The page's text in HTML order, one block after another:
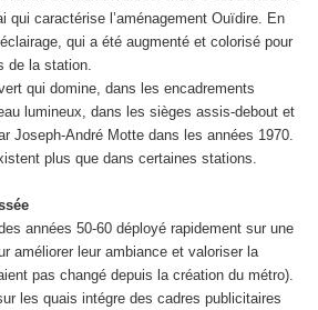
qui caractérise l’aménagement Ouïdire. En
qui a été augmenté et colorisé pour
de la station.
qui domine, dans les encadrements
lumineux, dans les sièges assis-debout et
Joseph-André Motte dans les années 1970.
plus que dans certaines stations.
années 50-60 déployé rapidement sur une
améliorer leur ambiance et valoriser la
pas changé depuis la création du métro).
les quais intégre des cadres publicitaires